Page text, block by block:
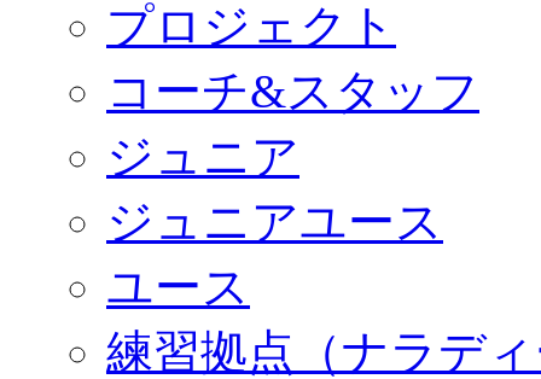
プロジェクト
コーチ&スタッフ
ジュニア
ジュニアユース
ユース
練習拠点（ナラデ